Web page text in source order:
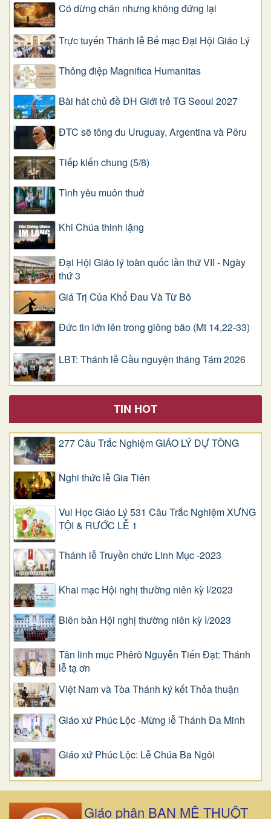
Có dừng chân nhưng không đứng lại
Trực tuyến Thánh lễ Bế mạc Đại Hội Giáo Lý
Thông điệp Magnifica Humanitas
Bài hát chủ đề ĐH Giới trẻ TG Seoul 2027
ĐTC sẽ tông du Uruguay, Argentina và Pêru
Tiếp kiến chung (5/8)
Tình yêu muôn thuở
Khi Chúa thinh lặng
Đại Hội Giáo lý toàn quốc lần thứ VII - Ngày
thứ 3
Giá Trị Của Khổ Ðau Và Từ Bỏ
Đức tin lớn lên trong giông bão (Mt 14,22-33)
LBT: Thánh lễ Cầu nguyện tháng Tám 2026
TIN HOT
277 Câu Trắc Nghiệm GIÁO LÝ DỰ TÒNG
Nghi thức lễ Gia Tiên
Vui Học Giáo Lý 531 Câu Trắc Nghiệm XƯNG
TỘI & RƯỚC LỄ 1
Thánh lễ Truyền chức Linh Mục -2023
Khai mạc Hội nghị thường niên kỳ I/2023
Biên bản Hội nghị thường niên kỳ I/2023
Tân linh mục Phêrô Nguyễn Tiến Đạt: Thánh
lễ tạ ơn
Việt Nam và Tòa Thánh ký kết Thỏa thuận
Giáo xứ Phúc Lộc -Mừng lễ Thánh Đa Minh
Giáo xứ Phúc Lộc: Lễ Chúa Ba Ngôi
Giáo phận BAN MÊ THUỘT